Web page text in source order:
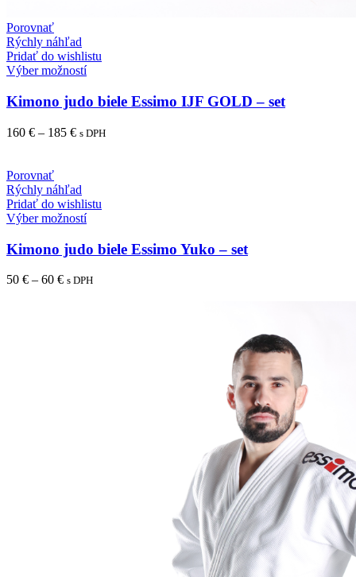
Porovnať
Rýchly náhľad
Pridať do wishlistu
Výber možností
Kimono judo biele Essimo IJF GOLD – set
160 € – 185 € s DPH
Porovnať
Rýchly náhľad
Pridať do wishlistu
Výber možností
Kimono judo biele Essimo Yuko – set
50 € – 60 € s DPH